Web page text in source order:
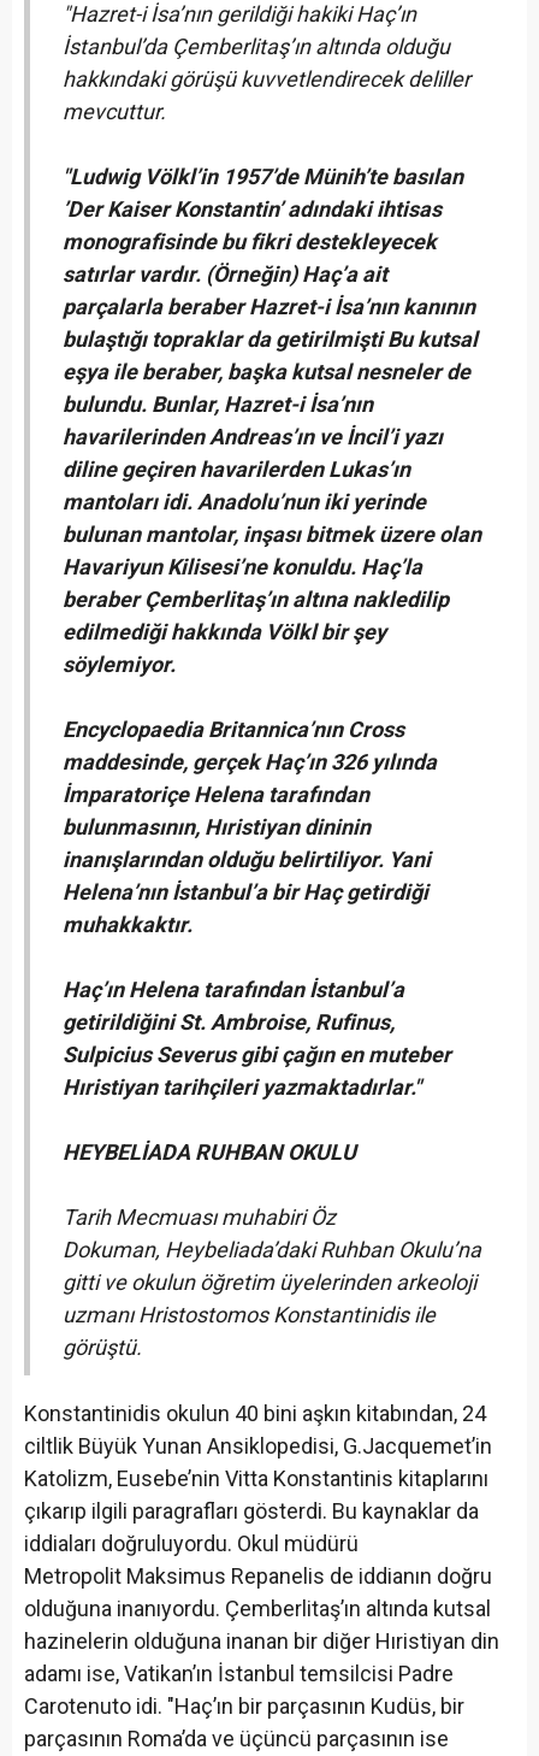
"Hazret-i İsa’nın gerildiği hakiki Haç’ın
İstanbul’da Çemberlitaş’ın altında olduğu
hakkındaki görüşü kuvvetlendirecek deliller
mevcuttur.
"Ludwig Völkl’in 1957’de Münih’te basılan
’Der Kaiser Konstantin’ adındaki ihtisas
monografisinde bu fikri destekleyecek
satırlar vardır. (Örneğin) Haç’a ait
parçalarla beraber Hazret-i İsa’nın kanının
bulaştığı topraklar da getirilmişti Bu kutsal
eşya ile beraber, başka kutsal nesneler de
bulundu. Bunlar, Hazret-i İsa’nın
havarilerinden Andreas’ın ve İncil’i yazı
diline geçiren havarilerden Lukas’ın
mantoları idi. Anadolu’nun iki yerinde
bulunan mantolar, inşası bitmek üzere olan
Havariyun Kilisesi’ne konuldu. Haç’la
beraber Çemberlitaş’ın altına nakledilip
edilmediği hakkında Völkl bir şey
söylemiyor.
Encyclopaedia Britannica’nın Cross
maddesinde, gerçek Haç’ın 326 yılında
İmparatoriçe Helena tarafından
bulunmasının, Hıristiyan dininin
inanışlarından olduğu belirtiliyor. Yani
Helena’nın İstanbul’a bir Haç getirdiği
muhakkaktır.
Haç’ın Helena tarafından İstanbul’a
getirildiğini St. Ambroise, Rufinus,
Sulpicius Severus gibi çağın en muteber
Hıristiyan tarihçileri yazmaktadırlar."
HEYBELİADA RUHBAN OKULU
Tarih Mecmuası muhabiri Öz
Dokuman, Heybeliada’daki Ruhban Okulu’na
gitti ve okulun öğretim üyelerinden arkeoloji
uzmanı Hristostomos Konstantinidis ile
görüştü.
Konstantinidis okulun 40 bini aşkın kitabından, 24
ciltlik Büyük Yunan Ansiklopedisi, G.Jacquemet’in
Katolizm, Eusebe’nin Vitta Konstantinis kitaplarını
çıkarıp ilgili paragrafları gösterdi. Bu kaynaklar da
iddiaları doğruluyordu. Okul müdürü
Metropolit Maksimus Repanelis de iddianın doğru
olduğuna inanıyordu. Çemberlitaş’ın altında kutsal
hazinelerin olduğuna inanan bir diğer Hıristiyan din
adamı ise, Vatikan’ın İstanbul temsilcisi Padre
Carotenuto idi. "Haç’ın bir parçasının Kudüs, bir
parçasının Roma’da ve üçüncü parçasının ise